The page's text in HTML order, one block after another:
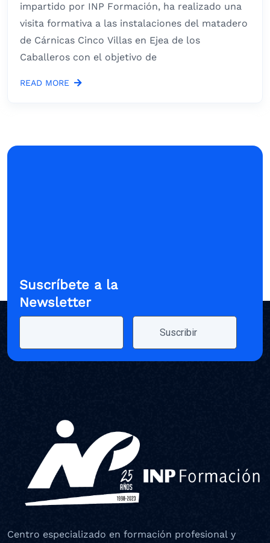
impartido por INP Formación, ha realizado una
visita formativa a las instalaciones del matadero
de Cárnicas Cinco Villas en Ejea de los
Caballeros con el objetivo de
READ MORE
Suscríbete a la
Newsletter
Centro especializado en formación profesional y